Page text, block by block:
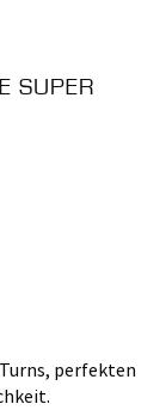
SUPER
perfekten